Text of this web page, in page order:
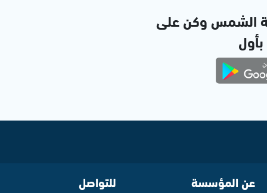
الشمس وكن على
بأول
عن المؤسسة للتواصل